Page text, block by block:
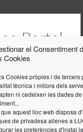
el Consentiment
Cookies
Cookies pròpies i de tercers
tècnica i millora dels
ni cedeixen les dades
aquest lloc web disposa
de privadesa alienes a
les preferències